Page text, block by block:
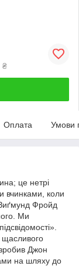
₴
Оплата Умови
це нетрі
вчинками, коли
Фройд
Ми
щасливого
Джон
на шляху до